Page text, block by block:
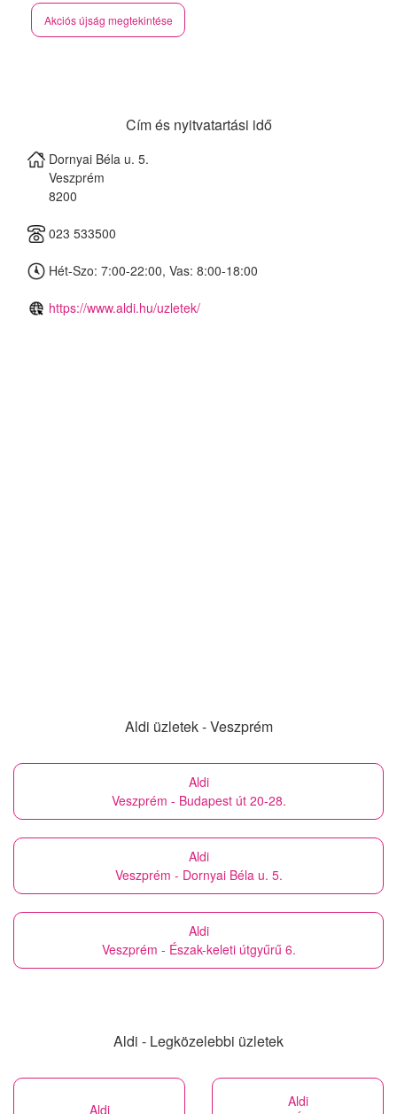
Akciós újság megtekintése
Cím és nyitvatartási idő
Dornyai Béla u. 5.
Veszprém
8200
023 533500
Hét-Szo: 7:00-22:00, Vas: 8:00-18:00
https://www.aldi.hu/uzletek/
Aldi üzletek - Veszprém
Aldi
Veszprém - Budapest út 20-28.
Aldi
Veszprém - Dornyai Béla u. 5.
Aldi
Veszprém - Észak-keleti útgyűrű 6.
Aldi - Legközelebbi üzletek
Aldi
Aldi